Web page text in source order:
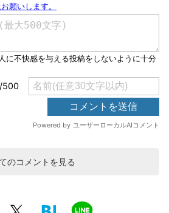
のコメントを見る